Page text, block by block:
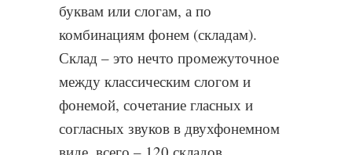
буквам или слогам, а по
комбинациям фонем (складам).
Склад – это нечто промежуточное
между классическим слогом и
фонемой, сочетание гласных и
согласных звуков в двухфонемном